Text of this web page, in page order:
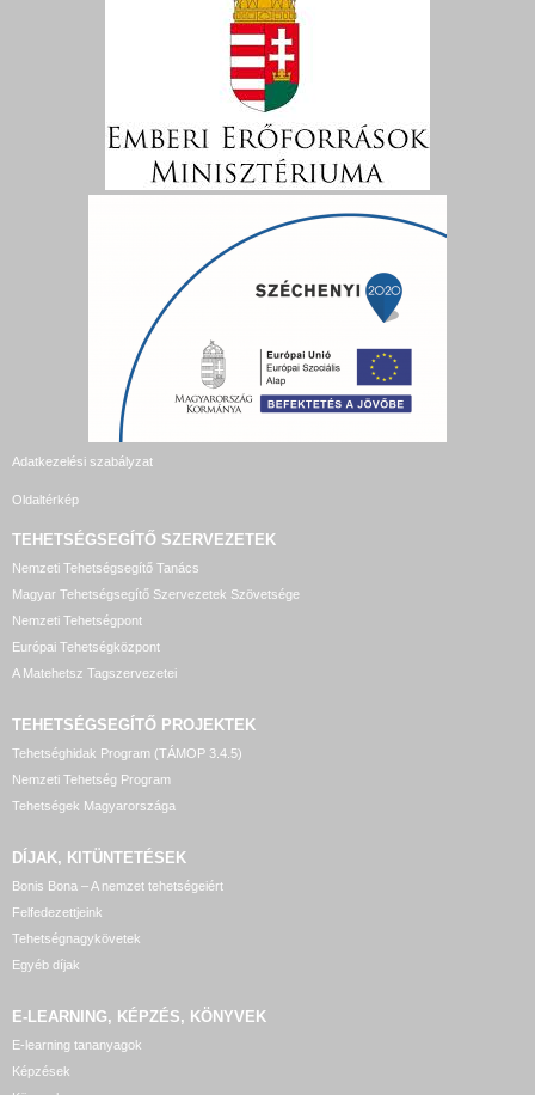
Adatkezelési szabályzat
Oldaltérkép
TEHETSÉGSEGÍTŐ SZERVEZETEK
Nemzeti Tehetségsegítő Tanács
Magyar Tehetségsegítő Szervezetek Szövetsége
Nemzeti Tehetségpont
Európai Tehetségközpont
A Matehetsz Tagszervezetei
TEHETSÉGSEGÍTŐ PROJEKTEK
Tehetséghidak Program (TÁMOP 3.4.5)
Nemzeti Tehetség Program
Tehetségek Magyarországa
DÍJAK, KITÜNTETÉSEK
Bonis Bona – A nemzet tehetségeiért
Felfedezettjeink
Tehetségnagykövetek
Egyéb díjak
E-LEARNING, KÉPZÉS, KÖNYVEK
E-learning tananyagok
Képzések